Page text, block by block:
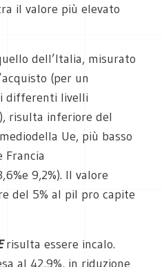
il valore più elevato
dell’Italia, misurato
(per un
differenti livelli
risulta inferiore del
Ue, più basso
Francia
9,2%). Il valore
del 5% al pil pro capite
risulta essere incalo.
al 42,9%, in riduzione